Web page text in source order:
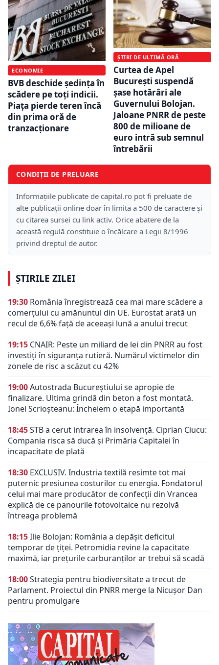
ECONOMIE
BVB deschide ședința în
scădere pe toți indicii.
Piața pierde teren încă
din prima oră de
tranzacționare
ȘTIRI DE ULTIMĂ ORĂ
Curtea de Apel
București suspendă
șase hotărâri ale
Guvernului Bolojan.
Jaloane PNRR de peste
800 de milioane de
euro intră sub semnul
întrebării
CONDIȚII DE PRELUARE
Informațiile publicate de capital.ro pot fi preluate de
alte publicații online doar în limita a 500 de caractere și
cu citarea sursei cu link activ. Orice abatere de la
această regulă constituie o încălcare a Legii 8/1996
privind dreptul de autor.
ȘTIRILE ZILEI
19:30 România înregistrează cea mai mare scădere a
comerțului cu amănuntul din UE. Eurostat arată un
recul de 6,6% față de aceeași lună a anului trecut
19:15 CNAIR: Peste un miliard de lei din PNRR au fost
investiți în siguranța rutieră. Numărul victimelor din
zonele de risc a scăzut cu 42%
19:00Autostrada Bucureștiului se apropie de
finalizare. Ultima grindă din beton a fost montată.
Ionel Scrioșteanu: Încheiem o etapă importantă
18:45STB a cerut intrarea în insolvență. Ciprian Ciucu:
Compania risca să ducă și Primăria Capitalei în
incapacitate de plată
18:30 EXCLUSIV. Industria textilă resimte tot mai
puternic presiunea costurilor cu energia. Fondatorul
celui mai mare producător de confecții din Vrancea
explică de ce panourile fotovoltaice nu rezolvă
întreaga problemă
18:15Ilie Bolojan: România a depășit deficitul
temporar de țiței. Petromidia revine la capacitate
maximă, iar prețurile carburanților ar trebui să scadă
18:00Strategia pentru biodiversitate a trecut de
Parlament. Proiectul din PNRR merge la Nicușor Dan
pentru promulgare